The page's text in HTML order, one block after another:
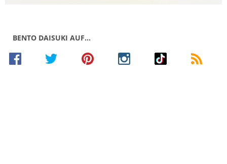
BENTO DAISUKI AUF…